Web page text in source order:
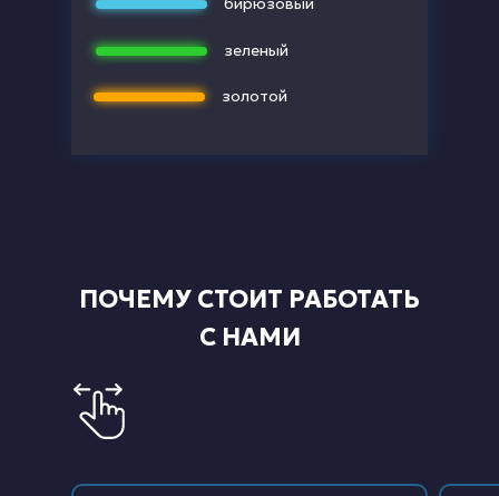
зеленый
золотой
ПОЧЕМУ СТОИТ РАБОТАТЬ
С НАМИ